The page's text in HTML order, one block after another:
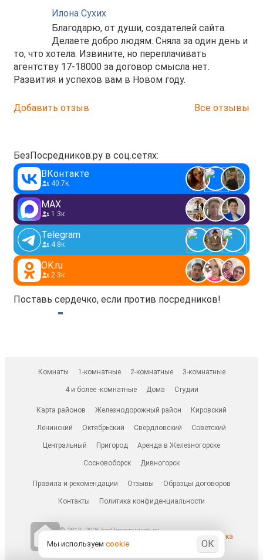
Илона Сухих
Благодарю, от души, создателей сайта.
Делаете добро людям. Сняла за один день и
то, что хотела. Извините, но переплачивать
агентству 17-18000 за договор смысла нет.
Развития и успехов вам в Новом году.
Добавить отзыв Все отзывы
БезПосредников.ру в соц.сетях:
ВКонтакте
40.7к
MAX
1.3к
Telegram
4.8к
OK.ru
2.3к
Поставь сердечко, если против посредников!
Комнаты 1-комнатные 2-комнатные 3-комнатные
4 и более -комнатные Дома Студии
Карта районов Железнодорожный район Кировский
Ленинский Октябрьский Свердловский Советский
Центральный Пригород Аренда в Железногорске
Сосновоборск Дивногорск
Правила и рекомендации Отзывы Образцы договоров
Контакты Политика конфиденциальности
© 2013–2026 БезПосредников.ру
БесПосредника.ру / besposrednika.ru
Мы используем cookie ОК